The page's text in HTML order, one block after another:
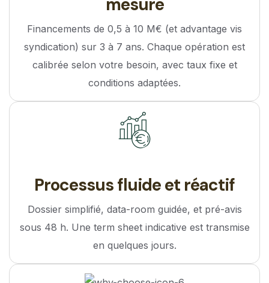
mesure
Financements de 0,5 à 10 M€ (et advantage vis
syndication) sur 3 à 7 ans. Chaque opération est
calibrée selon votre besoin, avec taux fixe et
conditions adaptées.
Processus fluide et réactif
Dossier simplifié, data-room guidée, et pré-avis
sous 48 h. Une term sheet indicative est transmise
en quelques jours.